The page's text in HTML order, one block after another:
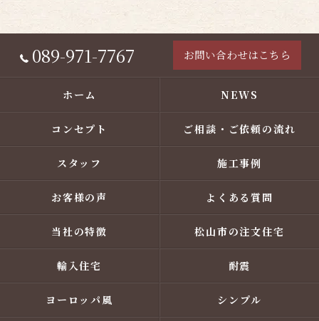
089-971-7767 お問い合わせはこちら
ホーム NEWS
コンセプト ご相談・ご依頼の流れ
スタッフ 施工事例
お客様の声 よくある質問
当社の特徴 松山市の注文住宅
輸入住宅 耐震
ヨーロッパ風 シンプル